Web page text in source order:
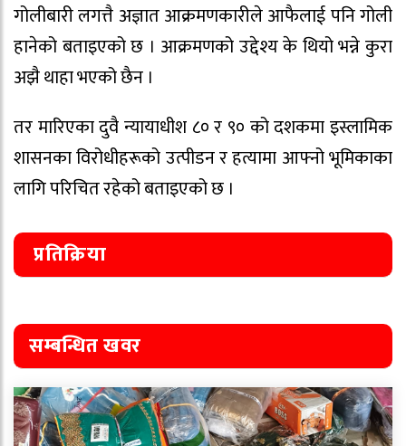
गोलीबारी लगत्तै अज्ञात आक्रमणकारीले आफैलाई पनि गोली
हानेको बताइएको छ । आक्रमणको उद्देश्य के थियो भन्ने कुरा
अझै थाहा भएको छैन ।
तर मारिएका दुवै न्यायाधीश ८० र ९० को दशकमा इस्लामिक
शासनका विरोधीहरूको उत्पीडन र हत्यामा आफ्नो भूमिकाका
लागि परिचित रहेको बताइएको छ ।
प्रतिक्रिया
सम्बन्धित खवर